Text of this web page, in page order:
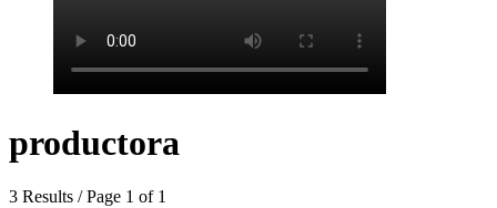
productora
3 Results / Page 1 of 1